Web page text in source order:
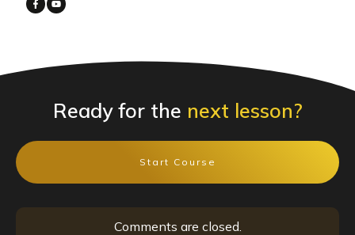
Ready for the next lesson?
Start Course
Comments are closed.